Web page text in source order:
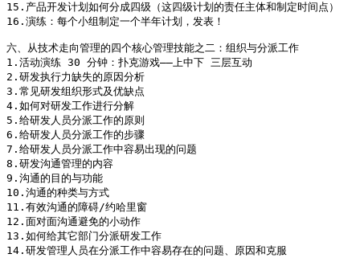
15.产品开发计划如何分成四级（这四级计划的责任主体和制定时间点）
16.演练：每个小组制定一个半年计划，发表！
六、从技术走向管理的四个核心管理技能之二：组织与分派工作
1.活动演练 30 分钟：扑克游戏――上中下 三层互动
2.研发执行力缺失的原因分析
3.常见研发组织形式及优缺点
4.如何对研发工作进行分解
5.给研发人员分派工作的原则
6.给研发人员分派工作的步骤
7.给研发人员分派工作中容易出现的问题
8.研发沟通管理的内容
9.沟通的目的与功能
10.沟通的种类与方式
11.有效沟通的障碍/约哈里窗
12.面对面沟通避免的小动作
13.如何给其它部门分派研发工作
14.研发管理人员在分派工作中容易存在的问题、原因和克服